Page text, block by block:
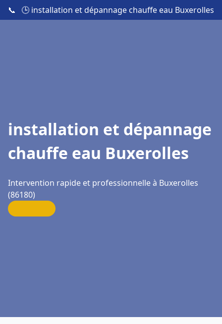
📞 🕒 installation et dépannage chauffe eau Buxerolles
installation et dépannage
chauffe eau Buxerolles
Intervention rapide et professionnelle à Buxerolles
(86180)